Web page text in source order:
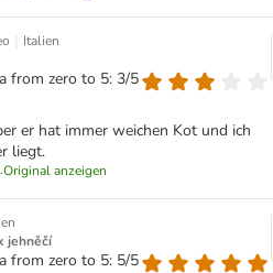
| Italien
from zero to 5: 3/5
er hat immer weichen Kot und ich
liegt.
Original anzeigen
jehněčí
from zero to 5: 5/5